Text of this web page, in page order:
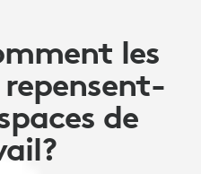
les
de